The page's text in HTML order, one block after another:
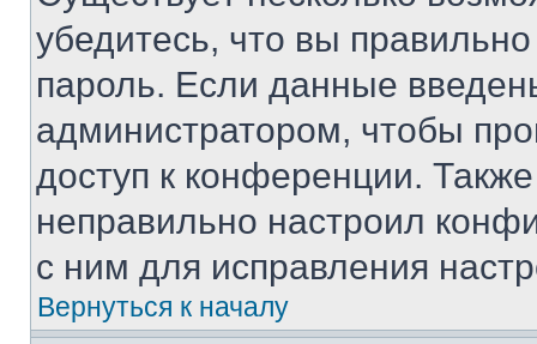
убедитесь, что вы
пароль. Если данные
администратором, чтобы
доступ к конференции.
неправильно настроил
с ним для исправления
Вернуться к началу